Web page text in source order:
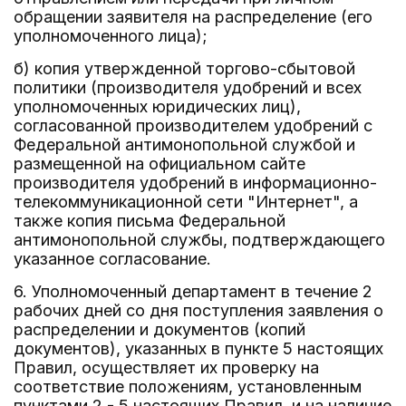
обращении заявителя на распределение (его
уполномоченного лица);
б) копия утвержденной торгово-сбытовой
политики (производителя удобрений и всех
уполномоченных юридических лиц),
согласованной производителем удобрений с
Федеральной антимонопольной службой и
размещенной на официальном сайте
производителя удобрений в информационно-
телекоммуникационной сети "Интернет", а
также копия письма Федеральной
антимонопольной службы, подтверждающего
указанное согласование.
6. Уполномоченный департамент в течение 2
рабочих дней со дня поступления заявления о
распределении и документов (копий
документов), указанных в пункте 5 настоящих
Правил, осуществляет их проверку на
соответствие положениям, установленным